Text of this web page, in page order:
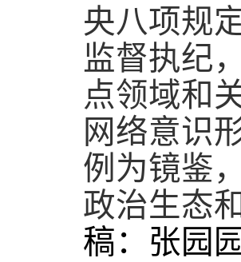
央八项规
监督执纪
点领域和
网络意识
例为镜鉴
政治生态
稿： 张园